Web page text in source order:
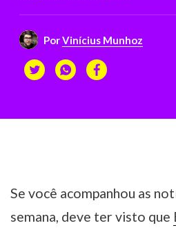
PorVinícius Munhoz
Se você acompanhou as
semana, deve ter visto que